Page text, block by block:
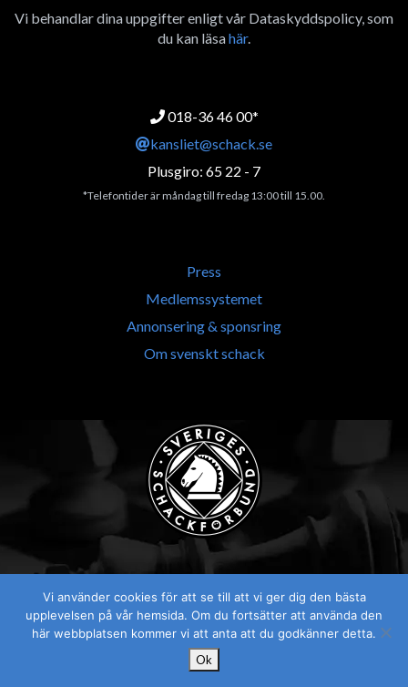
Vi behandlar dina uppgifter enligt vår Dataskyddspolicy, som
du kan läsahär.
018-36 46 00*
kansliet@schack.se
Plusgiro: 65 22 - 7
*Telefontider är måndag till fredag 13:00 till 15.00.
Press
Medlemssystemet
Annonsering & sponsring
Om svenskt schack
Visselblåsaren
Vi använder cookies för att se till att vi ger dig den bästa
upplevelsen på vår hemsida. Om du fortsätter att använda den
här webbplatsen kommer vi att anta att du godkänner detta.
Ok